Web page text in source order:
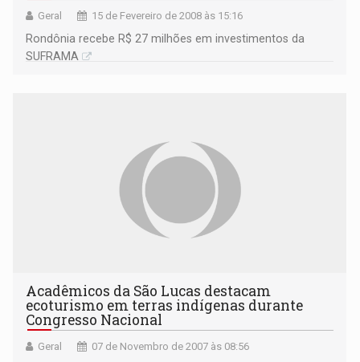
Geral 15 de Fevereiro de 2008 às 15:16
Rondônia recebe R$ 27 milhões em investimentos da
SUFRAMA
Acadêmicos da São Lucas destacam
ecoturismo em terras indígenas durante
Congresso Nacional
Geral 07 de Novembro de 2007 às 08:56